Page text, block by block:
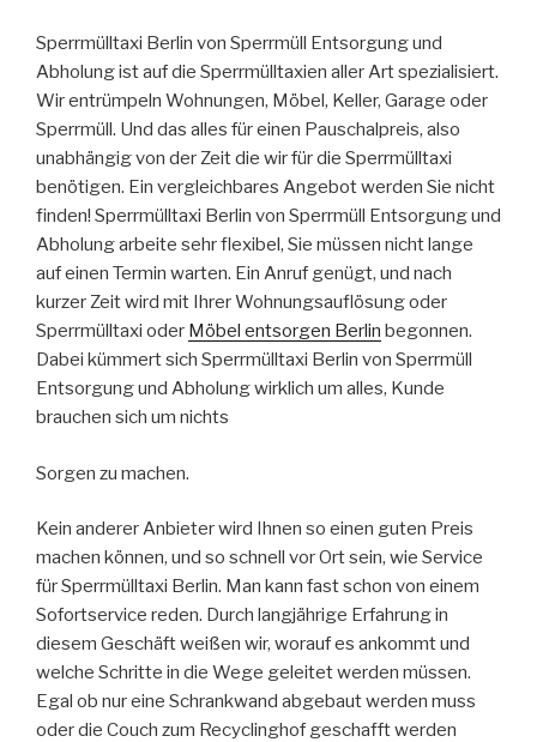
Sperrmülltaxi Berlin von Sperrmüll Entsorgung und
Abholung ist auf die Sperrmülltaxien aller Art spezialisiert.
Wir entrümpeln Wohnungen, Möbel, Keller, Garage oder
Sperrmüll. Und das alles für einen Pauschalpreis, also
unabhängig von der Zeit die wir für die Sperrmülltaxi
benötigen. Ein vergleichbares Angebot werden Sie nicht
finden! Sperrmülltaxi Berlin von Sperrmüll Entsorgung und
Abholung arbeite sehr flexibel, Sie müssen nicht lange
auf einen Termin warten. Ein Anruf genügt, und nach
kurzer Zeit wird mit Ihrer Wohnungsauflösung oder
Sperrmülltaxi oder Möbel entsorgen Berlin begonnen.
Dabei kümmert sich Sperrmülltaxi Berlin von Sperrmüll
Entsorgung und Abholung wirklich um alles, Kunde
brauchen sich um nichts
Sorgen zu machen.
Kein anderer Anbieter wird Ihnen so einen guten Preis
machen können, und so schnell vor Ort sein, wie Service
für Sperrmülltaxi Berlin. Man kann fast schon von einem
Sofortservice reden. Durch langjährige Erfahrung in
diesem Geschäft weißen wir, worauf es ankommt und
welche Schritte in die Wege geleitet werden müssen.
Egal ob nur eine Schrankwand abgebaut werden muss
oder die Couch zum Recyclinghof geschafft werden